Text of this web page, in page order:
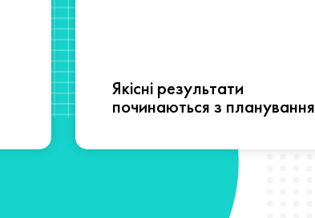
Якісні результати
починаються з планування